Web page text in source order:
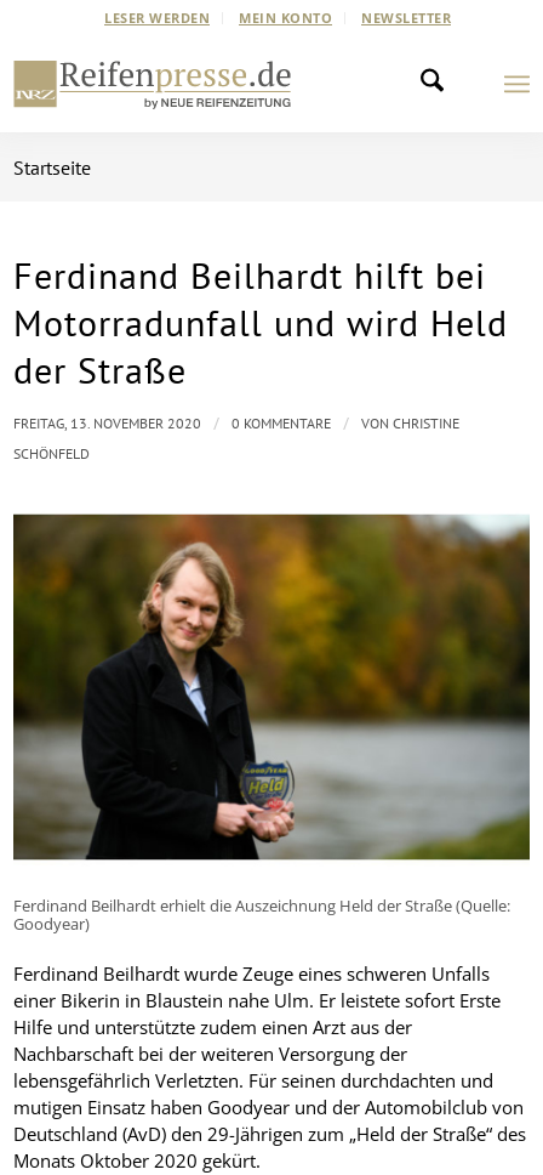
LESER WERDEN MEIN KONTO NEWSLETTER
Startseite
Ferdinand Beilhardt hilft bei
Motorradunfall und wird Held
der Straße
Ferdinand Beilhardt erhielt die Auszeichnung Held der Straße (Quelle:
Goodyear)
Ferdinand Beilhardt wurde Zeuge eines schweren Unfalls
einer Bikerin in Blaustein nahe Ulm. Er leistete sofort Erste
Hilfe und unterstützte zudem einen Arzt aus der
Nachbarschaft bei der weiteren Versorgung der
lebensgefährlich Verletzten. Für seinen durchdachten und
mutigen Einsatz haben Goodyear und der Automobilclub von
Deutschland (AvD) den 29-Jährigen zum „Held der Straße“ des
Monats Oktober 2020 gekürt.
FREITAG, 13. NOVEMBER 2020 / 0 KOMMENTARE / VONCHRISTINE
SCHÖNFELD